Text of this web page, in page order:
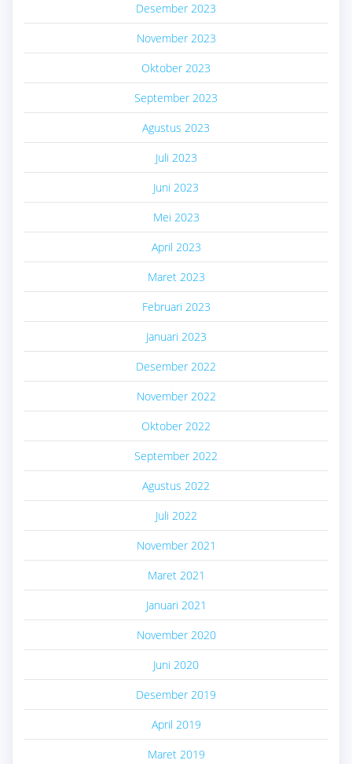
Desember 2023
November 2023
Oktober 2023
September 2023
Agustus 2023
Juli 2023
Juni 2023
Mei 2023
April 2023
Maret 2023
Februari 2023
Januari 2023
Desember 2022
November 2022
Oktober 2022
September 2022
Agustus 2022
Juli 2022
November 2021
Maret 2021
Januari 2021
November 2020
Juni 2020
Desember 2019
April 2019
Maret 2019